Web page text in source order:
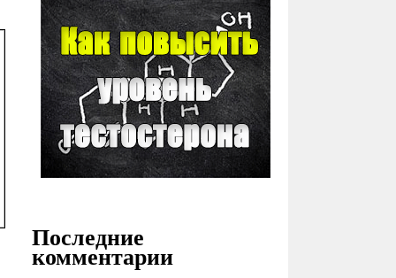
Последние
комментарии